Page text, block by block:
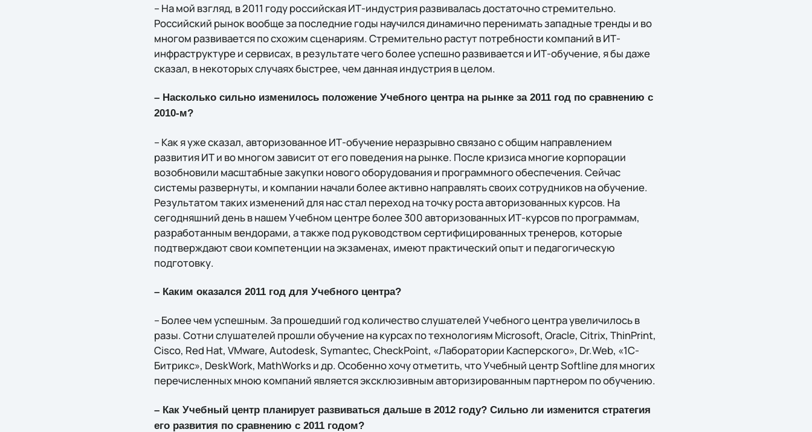
– На мой взгляд, в 2011 году российская ИТ-индустрия развивалась достаточно стремительно.
Российский рынок вообще за последние годы научился динамично перенимать западные тренды и во
многом развивается по схожим сценариям. Стремительно растут потребности компаний в ИТ-
инфраструктуре и сервисах, в результате чего более успешно развивается и ИТ-обучение, я бы даже
сказал, в некоторых случаях быстрее, чем данная индустрия в целом.
– Насколько сильно изменилось положение Учебного центра на рынке за 2011 год по сравнению с
2010-м?
– Как я уже сказал, авторизованное ИТ-обучение неразрывно связано с общим направлением
развития ИТ и во многом зависит от его поведения на рынке. После кризиса многие корпорации
возобновили масштабные закупки нового оборудования и программного обеспечения. Сейчас
системы развернуты, и компании начали более активно направлять своих сотрудников на обучение.
Результатом таких изменений для нас стал переход на точку роста авторизованных курсов. На
сегодняшний день в нашем Учебном центре более 300 авторизованных ИТ-курсов по программам,
разработанным вендорами, а также под руководством сертифицированных тренеров, которые
подтверждают свои компетенции на экзаменах, имеют практический опыт и педагогическую
подготовку.
– Каким оказался 2011 год для Учебного центра?
– Более чем успешным. За прошедший год количество слушателей Учебного центра увеличилось в
разы. Сотни слушателей прошли обучение на курсах по технологиям Microsoft, Oracle, Citrix, ThinPrint,
Cisco, Red Hat, VMware, Autodesk, Symantec, CheckPoint, «Лаборатории Касперского», Dr.Web, «1С-
Битрикс», DeskWork, MathWorks и др. Особенно хочу отметить, что Учебный центр Softline для многих
перечисленных мною компаний является эксклюзивным авторизированным партнером по обучению.
– Как Учебный центр планирует развиваться дальше в 2012 году? Сильно ли изменится стратегия
его развития по сравнению с 2011 годом?